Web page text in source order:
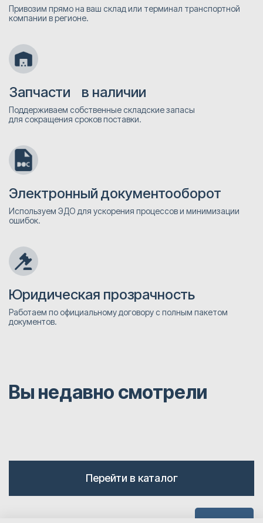
Привозим прямо на ваш склад или терминал транспортной
компании в регионе.
Запчасти в наличии
Поддерживаем собственные складские запасы
для сокращения сроков поставки.
Электронный документооборот
Используем ЭДО для ускорения процессов и минимизации
ошибок.
Юридическая прозрачность
Работаем по официальному договору с полным пакетом
документов.
Вы недавно смотрели
Перейти в каталог